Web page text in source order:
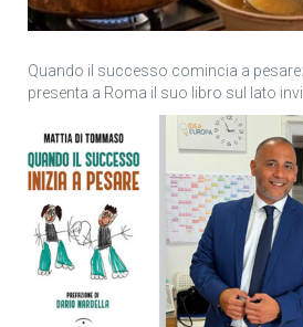
Quando il successo comincia a
presenta a Roma il suo libro sul lato